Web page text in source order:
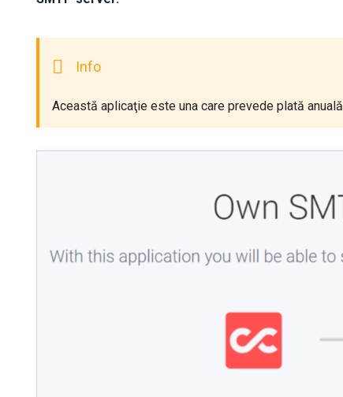
Această aplicaţie este una care prevede plată